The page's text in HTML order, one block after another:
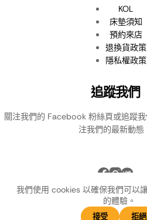
我們使用 cookies 以確保我們可以
的體驗。
接受 拒絕
KOL
床墊須知
預約來店
退換貨政策
隱私權政策
追蹤我們
關注我們的 Facebook 粉絲頁或追蹤
注我們的最新動態